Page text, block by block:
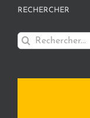
RECHERCHER
Rechercher: